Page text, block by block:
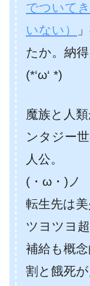
でついて
いない）
たか。納得
(*‘ω‘ *)
魔族と人
ンタジー
人公。
(・ω・)ノ
転生先は
ツヨツヨ
補給も概
割と餓死